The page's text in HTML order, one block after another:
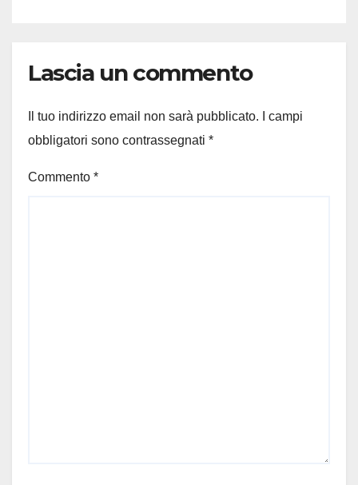
Lascia un commento
Il tuo indirizzo email non sarà pubblicato.
I campi
obbligatori sono contrassegnati *
Commento *